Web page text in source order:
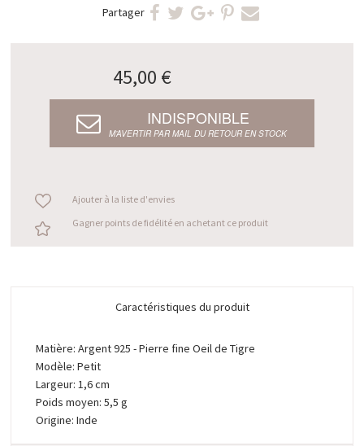
Partager
45,00 €
INDISPONIBLE
M’AVERTIR PAR MAIL DU RETOUR EN STOCK
Ajouter à la liste d'envies
Gagner points de fidélité en achetant ce produit
Caractéristiques du produit
Matière: Argent 925 - Pierre fine Oeil de Tigre
Modèle: Petit
Largeur: 1,6 cm
Poids moyen: 5,5 g
Origine: Inde